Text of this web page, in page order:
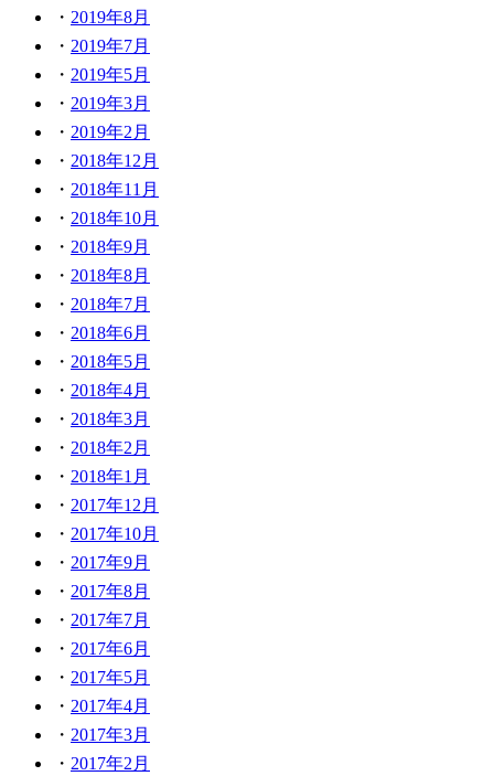
2019年8月
2019年7月
2019年5月
2019年3月
2019年2月
2018年12月
2018年11月
2018年10月
2018年9月
2018年8月
2018年7月
2018年6月
2018年5月
2018年4月
2018年3月
2018年2月
2018年1月
2017年12月
2017年10月
2017年9月
2017年8月
2017年7月
2017年6月
2017年5月
2017年4月
2017年3月
2017年2月